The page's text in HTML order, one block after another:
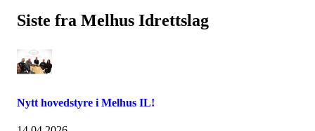
Siste fra Melhus Idrettslag
Nytt hovedstyre i Melhus IL!